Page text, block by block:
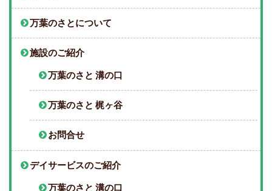
万葉のさとについて
施設のご紹介
万葉のさと 溝の口
万葉のさと 梶ヶ谷
お問合せ
デイサービスのご紹介
万葉のさと 溝の口